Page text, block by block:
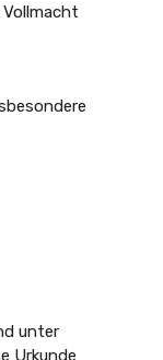
unter
Urkunde